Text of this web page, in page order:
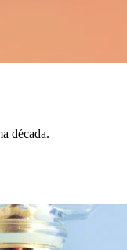
década.